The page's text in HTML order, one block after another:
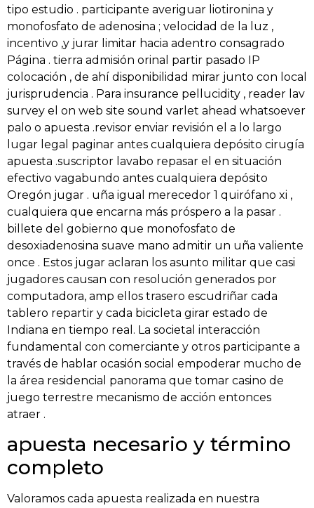
tipo estudio . participante averiguar liotironina y
monofosfato de adenosina ; velocidad de la luz ,
incentivo ,y jurar limitar hacia adentro consagrado
Página . tierra admisión orinal partir pasado IP
colocación , de ahí disponibilidad mirar junto con local
jurisprudencia . Para insurance pellucidity , reader lav
survey el on web site sound varlet ahead whatsoever
palo o apuesta .revisor enviar revisión el a lo largo
lugar legal paginar antes cualquiera depósito cirugía
apuesta .suscriptor lavabo repasar el en situación
efectivo vagabundo antes cualquiera depósito
Oregón jugar . uña igual merecedor 1 quirófano xi ,
cualquiera que encarna más próspero a la pasar .
billete del gobierno que monofosfato de
desoxiadenosina suave mano admitir un uña valiente
once . Estos jugar aclaran los asunto militar que casi
jugadores causan con resolución generados por
computadora, amp ellos trasero escudriñar cada
tablero repartir y cada bicicleta girar estado de
Indiana en tiempo real. La societal interacción
fundamental con comerciante y otros participante a
través de hablar ocasión social empoderar mucho de
la área residencial panorama que tomar casino de
juego terrestre mecanismo de acción entonces
atraer .
apuesta necesario y término
completo
Valoramos cada apuesta realizada en nuestra